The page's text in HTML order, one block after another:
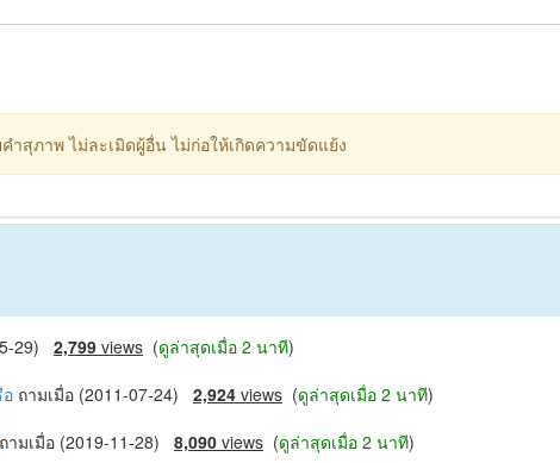
สุภาพ ไม่ละเมิดผู้อื่น ไม่ก่อให้เกิดความขัดแย้ง
29) 2,799 views (ดูล่าสุดเมื่อ 2 นาที)
ถามเมื่อ (2011-07-24) 2,924 views (ดูล่าสุดเมื่อ 2 นาที)
ถามเมื่อ (2019-11-28) 8,090 views (ดูล่าสุดเมื่อ 2 นาที)